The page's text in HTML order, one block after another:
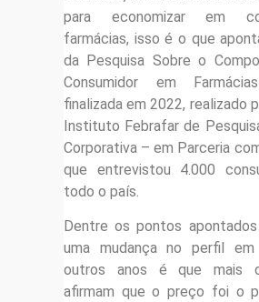
para economizar em
farmácias, isso é o que
da Pesquisa Sobre o
Consumidor em
finalizada em 2022, realizado
Instituto Febrafar de
Corporativa – em Parceria
que entrevistou 4.000
todo o país.
Dentre os pontos apontados
uma mudança no perfil
outros anos é que mais
afirmam que o preço foi o